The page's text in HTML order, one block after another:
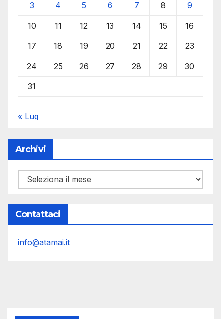
3 4 5 6 7 8 9
10 11 12 13 14 15 16
17 18 19 20 21 22 23
24 25 26 27 28 29 30
31
« Lug
Archivi
Archivi
Contattaci
info@atamai.it